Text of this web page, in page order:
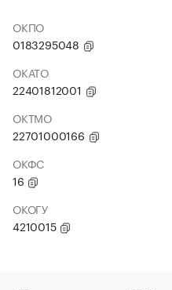
ОКПО
0183295048
ОКАТО
22401812001
ОКТМО
22701000166
ОКФС
16
ОКОГУ
4210015